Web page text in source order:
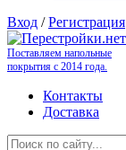
Вход /Регистрация
Поставляем напольные
покрытия с 2014 года.
Контакты
Доставка